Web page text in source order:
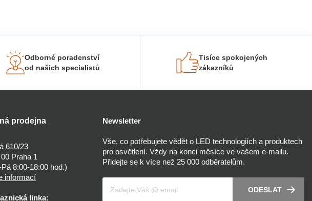
Odborné poradenství
od našich specialistů
Tisíce spokojených
zákazníků
prodejna
610/23
00 Praha 1
Pá 8:00-18:00 hod.)
informací
linka:
Newsletter
Vše, co potřebujete vědět o LED technologiích a produktech
pro osvětlení. Vždy na konci měsíce ve vašem e-mailu.
Přidejte se k více než 25 000 odběratelům.
ODESLAT